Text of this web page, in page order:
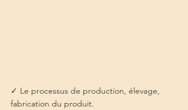
✓ Le processus de production, élevage,
fabrication du produit.